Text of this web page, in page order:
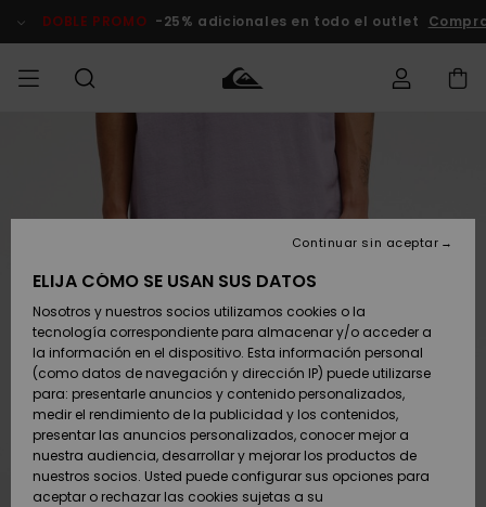
del
DOBLE PROMO -25% adicionales en todo el outlet
HOMBRE
Zapatos y
chanclas
Surf
Snow
Zapatos y
chanclas
Surf
Snow
Destacados
Snow
SURF
Highlights
Comunidad
SNOW
Snow Niños
Tienda
Snow Mujer
Destacados
DOBLE
PROMO
Outlet
Mujer
Envio
Devoluciones
Pago
Tarjeta de
regalo
Quiksilver
Freedom
ELIJA CÓMO SE USAN SUS DATOS
Nosotros y nuestros socios utilizamos cookies o la
tecnología correspondiente para almacenar y/o acceder a
la información en el dispositivo. Esta información personal
(como datos de navegación y dirección IP) puede utilizarse
para: presentarle anuncios y contenido personalizados,
medir el rendimiento de la publicidad y los contenidos,
presentar las anuncios personalizados, conocer mejor a
nuestra audiencia, desarrollar y mejorar los productos de
nuestros socios. Usted puede configurar sus opciones para
aceptar o rechazar las cookies sujetas a su
Continuar sin aceptar